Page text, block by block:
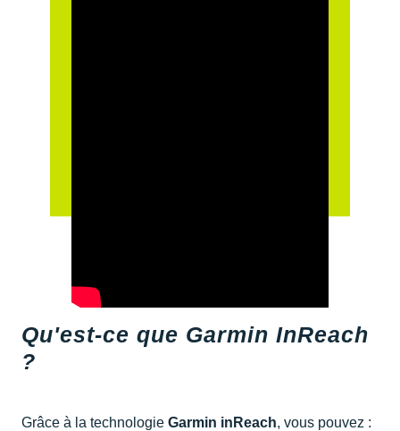
Qu'est-ce que Garmin InReach
?
Grâce à la technologie Garmin inReach, vous pouvez :